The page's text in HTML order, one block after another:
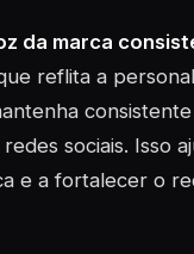
da marca
reflita a
sociais. Isso
e a fortalecer o